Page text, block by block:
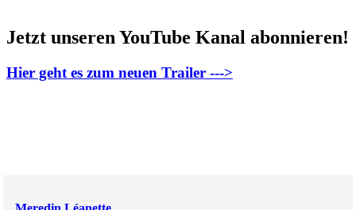
Jetzt unseren YouTube Kanal abonnieren!
Hier geht es zum neuen Trailer --->